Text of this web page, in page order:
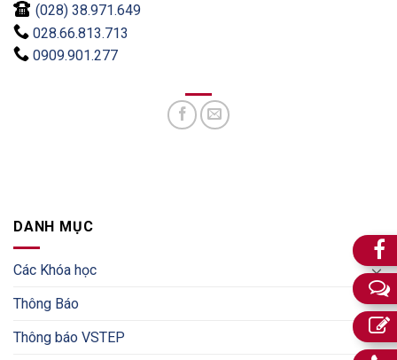
(028) 38.971.649
028.66.813.713
0909.901.277
DANH MỤC
Các Khóa học
Thông Báo
Thông báo VSTEP